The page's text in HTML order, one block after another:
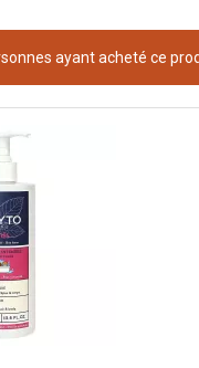
ayant acheté ce